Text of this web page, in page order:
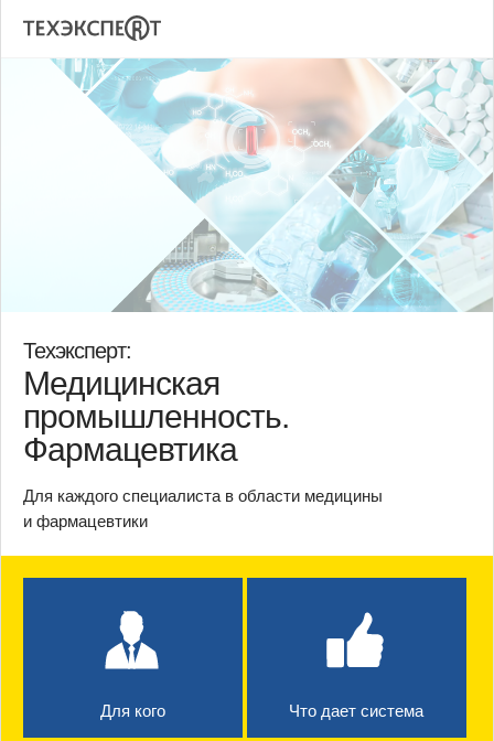
Техэксперт:
Медицинская
промышленность.
Фармацевтика
Для каждого специалиста в области медицины
и фармацевтики
Для кого Что дает система